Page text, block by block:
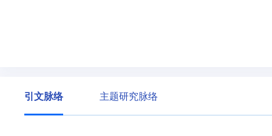
引文脉络 主题研究脉络